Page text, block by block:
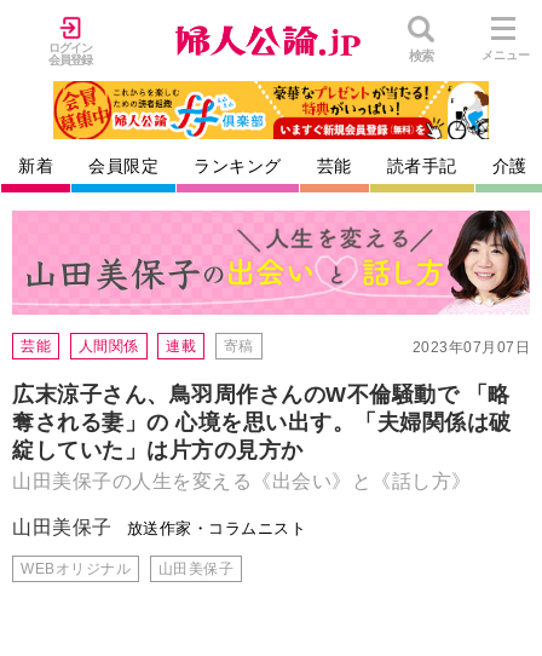
ログイン
会員登録
検索 メニュー
新着 会員限定 ランキング 芸能 読者手記 介護
2023年07月07日
芸能 人間関係 連載 寄稿
広末涼子さん、鳥羽周作さんのW不倫騒動で 「略
奪される妻」の 心境を思い出す。「夫婦関係は破
綻していた」は片方の見方か
山田美保子の人生を変える《出会い》と《話し方》
山田美保子 放送作家・コラムニスト
WEBオリジナル 山田美保子